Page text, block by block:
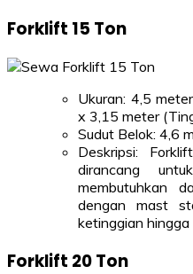
Forklift 15 Ton
Ukuran: 4,5
x 3,15 meter
Sudut Belok: 4,6
Deskripsi:
dirancang
membutuhkan
dengan mast
ketinggian hingga
Forklift 20 Ton